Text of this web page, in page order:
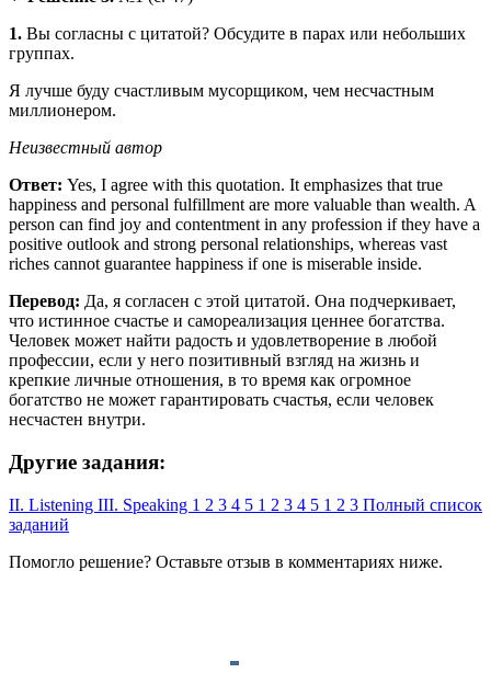
1. Вы согласны с цитатой? Обсудите в парах или небольших
группах.
Я лучше буду счастливым мусорщиком, чем несчастным
миллионером.
Неизвестный автор
Ответ: Yes, I agree with this quotation. It emphasizes that true
happiness and personal fulfillment are more valuable than wealth. A
person can find joy and contentment in any profession if they have a
positive outlook and strong personal relationships, whereas vast
riches cannot guarantee happiness if one is miserable inside.
Перевод: Да, я согласен с этой цитатой. Она подчеркивает,
что истинное счастье и самореализация ценнее богатства.
Человек может найти радость и удовлетворение в любой
профессии, если у него позитивный взгляд на жизнь и
крепкие личные отношения, в то время как огромное
богатство не может гарантировать счастья, если человек
несчастен внутри.
Другие задания:
II. Listening III. Speaking 1 2 3 4 5 1 2 3 4 5 1 2 3 Полный список
заданий
Помогло решение? Оставьте отзыв в комментариях ниже.